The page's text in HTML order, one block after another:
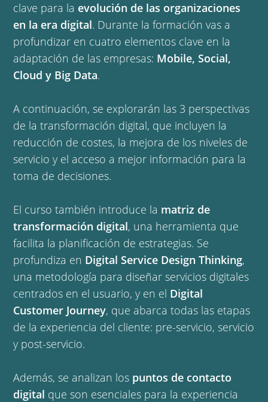
clave para la evolución de las organizaciones
en la era digital. Durante la formación vas a
profundizar en cuatro elementos clave en la
adaptación de las empresas: Mobile, Social,
Cloud y Big Data.
A continuación, se explorarán las 3 perspectivas
de la transformación digital, que incluyen la
reducción de costes, la mejora de los niveles de
servicio y el acceso a mejor información para la
toma de decisiones.
El curso también introduce la matriz de
transformación digital, una herramienta que
facilita la planificación de estrategias. Se
profundiza en Digital Service Design Thinking,
una metodología para diseñar servicios digitales
centrados en el usuario, y en el Digital
Customer Journey, que abarca todas las etapas
de la experiencia del cliente: pre-servicio, servicio
y post-servicio.
Además, se analizan los puntos de contacto
digital que son esenciales para la experiencia